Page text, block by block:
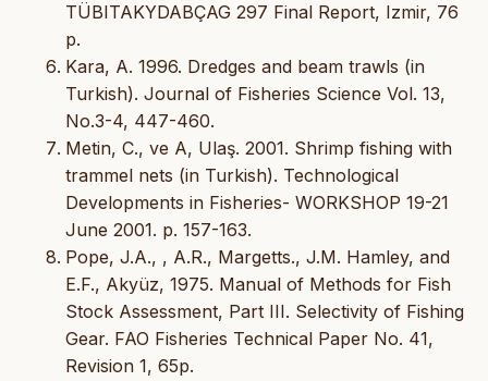
TÜBITAKYDABÇAG 297 Final Report, Izmir, 76
p.
Kara, A. 1996. Dredges and beam trawls (in
Turkish). Journal of Fisheries Science Vol. 13,
No.3-4, 447-460.
Metin, C., ve A, Ulaş. 2001. Shrimp fishing with
trammel nets (in Turkish). Technological
Developments in Fisheries- WORKSHOP 19-21
June 2001. p. 157-163.
Pope, J.A., , A.R., Margetts., J.M. Hamley, and
E.F., Akyüz, 1975. Manual of Methods for Fish
Stock Assessment, Part III. Selectivity of Fishing
Gear. FAO Fisheries Technical Paper No. 41,
Revision 1, 65p.